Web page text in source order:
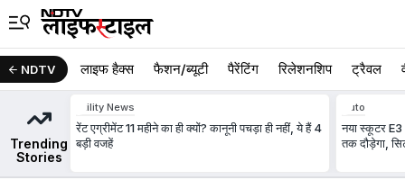
NDTV लाइफ हैक्स फैशन/ब्‍यूटी पैरेंटिंग रिलेशनशिप ट्रैवल
Trending
Stories
Utility News
रेंट एग्रीमेंट 11 महीने का ही क्‍यों? कानूनी पचड़ा ही नहीं, ये हैं 4
बड़ी वजहें
Auto
नया स्कूटर E3
तक दौड़ेगा,